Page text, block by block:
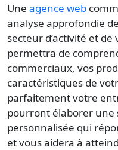
Une agence web
analyse approfondie
secteur d’activité et
permettra de
commerciaux, vos
caractéristiques de
parfaitement votre
pourront élaborer une
personnalisée qui
et vous aidera à